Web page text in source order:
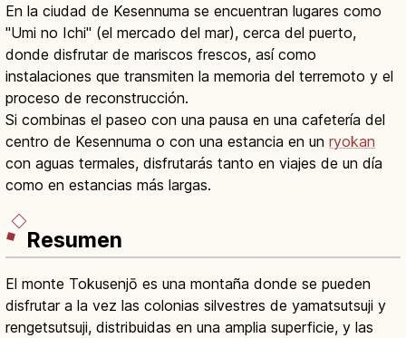
En la ciudad de Kesennuma se encuentran lugares como
"Umi no Ichi" (el mercado del mar), cerca del puerto,
donde disfrutar de mariscos frescos, así como
instalaciones que transmiten la memoria del terremoto y el
proceso de reconstrucción.
Si combinas el paseo con una pausa en una cafetería del
centro de Kesennuma o con una estancia en un ryokan
con aguas termales, disfrutarás tanto en viajes de un día
como en estancias más largas.
Resumen
El monte Tokusenjō es una montaña donde se pueden
disfrutar a la vez las colonias silvestres de yamatsutsuji y
rengetsutsuji, distribuidas en una amplia superficie, y las